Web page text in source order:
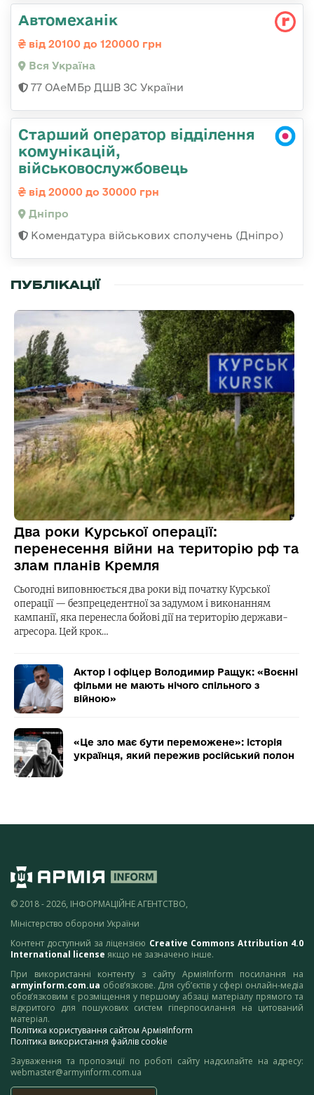
Автомеханік
від 20100 до 120000 грн
Вся Україна
77 ОАеМБр ДШВ ЗС України
Старший оператор відділення
комунікацій,
військовослужбовець
від 20000 до 30000 грн
Дніпро
Комендатура військових сполучень (Дніпро)
ПУБЛІКАЦІЇ
Два роки Курської операції:
перенесення війни на територію рф та
злам планів Кремля
Сьогодні виповнюється два роки від початку Курської
операції — безпрецедентної за задумом і виконанням
кампанії, яка перенесла бойові дії на територію держави-
агресора. Цей крок…
Актор і офіцер Володимир Ращук: «Воєнні
фільми не мають нічого спільного з
війною»
«Це зло має бути переможене»: історія
українця, який пережив російський полон
© 2018 - 2026, ІНФОРМАЦІЙНЕ АГЕНТСТВО,
Міністерство оборони України
Контент доступний за ліцензією Creative Commons Attribution 4.0
International license якщо не зазначено інше.
При використанні контенту з сайту АрміяInform посилання на
armyinform.com.ua обов’язкове. Для суб’єктів у сфері онлайн-медіа
обов’язковим є розміщення у першому абзаці матеріалу прямого та
відкритого для пошукових систем гіперпосилання на цитований
матеріал.
Політика користування сайтом АрміяInform
Політика використання файлів cookie
Зауваження та пропозиції по роботі сайту надсилайте на адресу:
webmaster@armyinform.com.ua